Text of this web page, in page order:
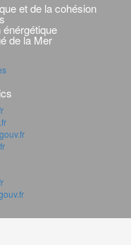
et de la cohésion
de la Mer